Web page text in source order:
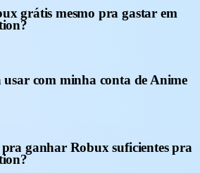
grátis mesmo pra gastar em
usar com minha conta de Anime
ganhar Robux suficientes pra